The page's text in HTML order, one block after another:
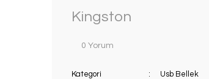
Kingston
0 Yorum
Kategori
Usb Bellek